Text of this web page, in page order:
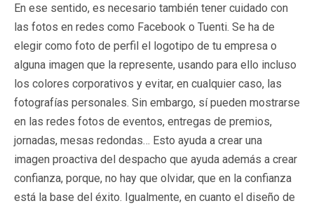
En ese sentido, es necesario también tener cuidado con
las fotos en redes como Facebook o Tuenti. Se ha de
elegir como foto de perfil el logotipo de tu empresa o
alguna imagen que la represente, usando para ello incluso
los colores corporativos y evitar, en cualquier caso, las
fotografías personales. Sin embargo, sí pueden mostrarse
en las redes fotos de eventos, entregas de premios,
jornadas, mesas redondas… Esto ayuda a crear una
imagen proactiva del despacho que ayuda además a crear
confianza, porque, no hay que olvidar, que en la confianza
está la base del éxito. Igualmente, en cuanto el diseño de